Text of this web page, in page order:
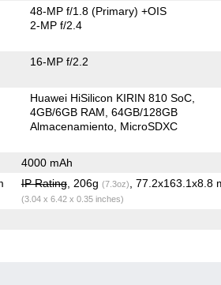
48-MP f/1.8(Primary) +OIS
2-MP f/2.4
16-MP f/2.2
Huawei HiSilicon KIRIN 810 SoC
4GB/6GB RAM 64GB/128GB
Almacenamiento MicroSDXC
4000 mAh
IP Rating, 206g (7.3oz) , 77.2x163.1x8.8
(3.04 x 6.42 x 0.35 inches)